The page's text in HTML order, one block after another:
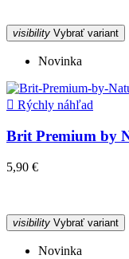
visibility Vybrať variant
Novinka
 Rýchly náhľad
Brit Premium by
5,90 €
visibility Vybrať variant
Novinka